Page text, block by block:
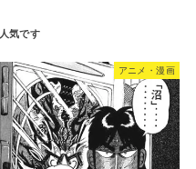
アニメ・漫画